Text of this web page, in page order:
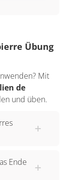
Übung
Mit
de
und üben.
Ende